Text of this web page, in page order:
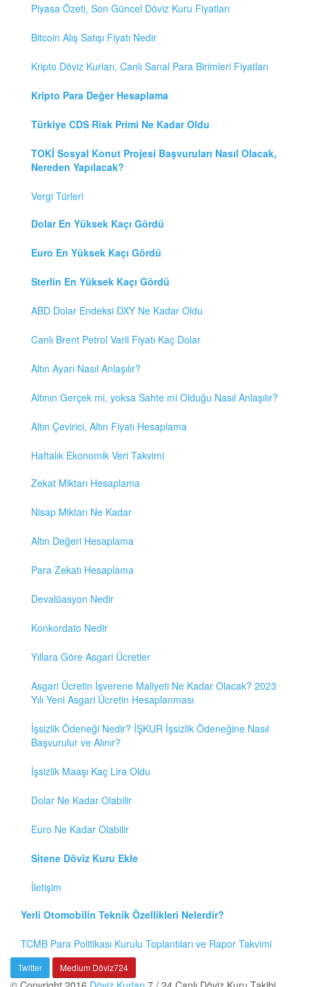
Piyasa Özeti, Son Güncel Döviz Kuru Fiyatları
Bitcoin Alış Satışı Fiyatı Nedir
Kripto Döviz Kurları, Canlı Sanal Para Birimleri Fiyatları
Kripto Para Değer Hesaplama
Türkiye CDS Risk Primi Ne Kadar Oldu
TOKİ Sosyal Konut Projesi Başvuruları Nasıl Olacak,
Nereden Yapılacak?
Vergi Türleri
Dolar En Yüksek Kaçı Gördü
Euro En Yüksek Kaçı Gördü
Sterlin En Yüksek Kaçı Gördü
ABD Dolar Endeksi DXY Ne Kadar Oldu
Canlı Brent Petrol Varil Fiyatı Kaç Dolar
Altın Ayarı Nasıl Anlaşılır?
Altının Gerçek mi, yoksa Sahte mi Olduğu Nasıl Anlaşılır?
Altın Çevirici, Altın Fiyatı Hesaplama
Haftalık Ekonomik Veri Takvimi
Zekat Miktarı Hesaplama
Nisap Miktarı Ne Kadar
Altın Değeri Hesaplama
Para Zekatı Hesaplama
Devalüasyon Nedir
Konkordato Nedir
Yıllara Göre Asgari Ücretler
Asgari Ücretin İşverene Maliyeti Ne Kadar Olacak? 2023
Yılı Yeni Asgari Ücretin Hesaplanması
İşsizlik Ödeneği Nedir? İŞKUR İşsizlik Ödeneğine Nasıl
Başvurulur ve Alınır?
İşsizlik Maaşı Kaç Lira Oldu
Dolar Ne Kadar Olabilir
Euro Ne Kadar Olabilir
Sitene Döviz Kuru Ekle
İletişim
Yerli Otomobilin Teknik Özellikleri Nelerdir?
TCMB Para Politikası Kurulu Toplantıları ve Rapor Takvimi
Twitter Medium Döviz724